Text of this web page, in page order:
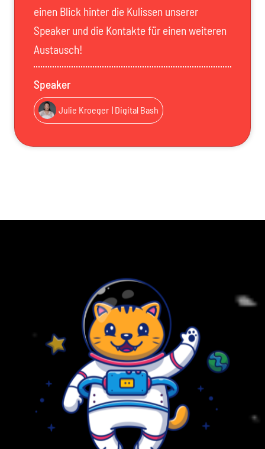
einen Blick hinter die Kulissen unserer
Speaker und die Kontakte für einen weiteren
Austausch!
Speaker
Julie Kroeger | Digital Bash